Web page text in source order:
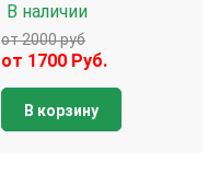
В наличии
от 2000 руб
от 1700 Руб.
В корзину